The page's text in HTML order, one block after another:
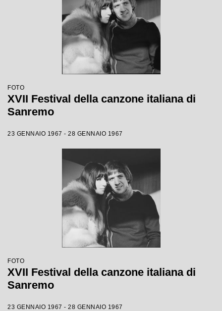
FOTO
XVII Festival della canzone italiana di
Sanremo
23 GENNAIO 1967 - 28 GENNAIO 1967
FOTO
XVII Festival della canzone italiana di
Sanremo
23 GENNAIO 1967 - 28 GENNAIO 1967